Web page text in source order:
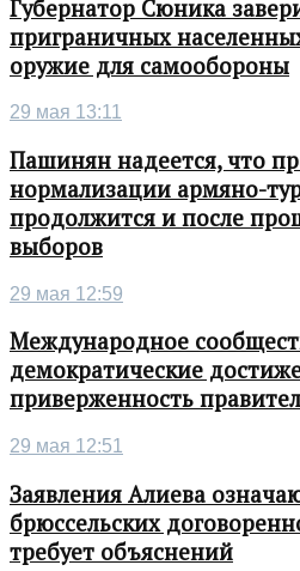
Губернатор Сюника
приграничных
оружие для самообороны
29 мая 13:11
Пашинян надеется, что
нормализации армяно-
продолжится и после
выборов
29 мая 12:59
Международное
демократические
приверженность
29 мая 12:51
Заявления Алиева
брюссельских
требует объяснений